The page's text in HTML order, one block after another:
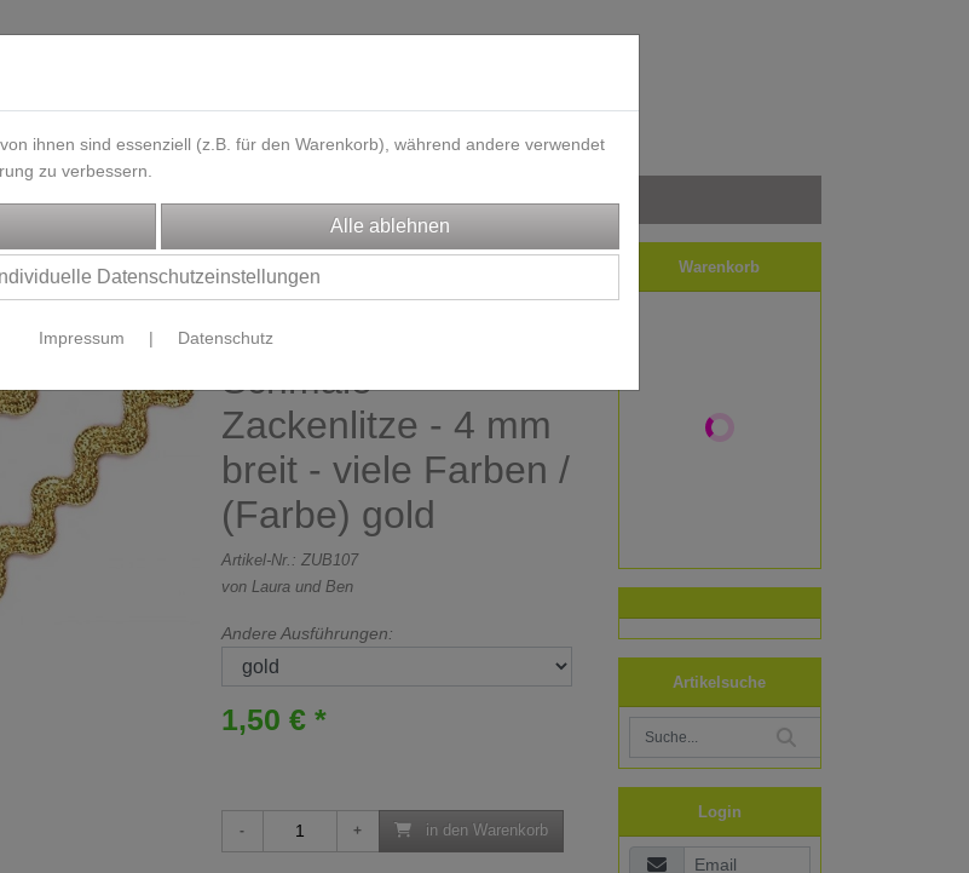
/ Öffnungszeiten Gutscheine Designbeispiele Impressum
Schmale
Zackenlitze - 4 mm
breit - viele Farben /
(Farbe) gold
Artikel-Nr.: ZUB107
von Laura und Ben
Andere Ausführungen:
1,50 € *
in den Warenkorb
Warenkorb
Artikelsuche
Login
ihnen sind essenziell (z.B. für den Warenkorb), während andere verwendet
zu verbessern.
Individuelle Datenschutzeinstellungen
Impressum | Datenschutz